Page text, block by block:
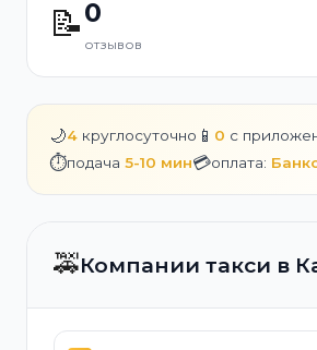
📝0
отзывов
🌙4 круглосуточно 📱 0 с
⏱️подача 5-10 мин💳оплата:
🚕Компании такси в